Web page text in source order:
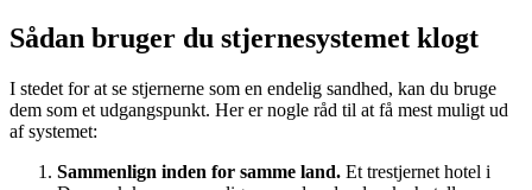
Sådan bruger du stjernesystemet klogt
I stedet for at se stjernerne som en endelig sandhed, kan du bruge
dem som et udgangspunkt. Her er nogle råd til at få mest muligt ud
af systemet:
Sammenlign inden for samme land. Et trestjernet hotel i